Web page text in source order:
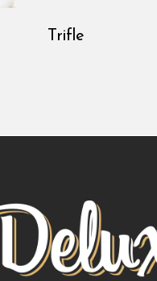
Trifle